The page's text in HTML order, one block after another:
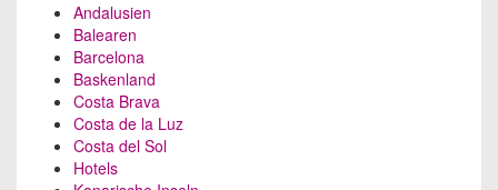
Andalusien
Balearen
Barcelona
Baskenland
Costa Brava
Costa de la Luz
Costa del Sol
Hotels